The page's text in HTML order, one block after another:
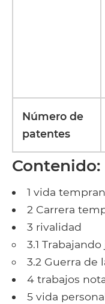
Número de
patentes
Contenido:
1 vida
2 Carrera
3 rivalidad
3.1
3.2 Guerra de
4 trabajos
5 vida